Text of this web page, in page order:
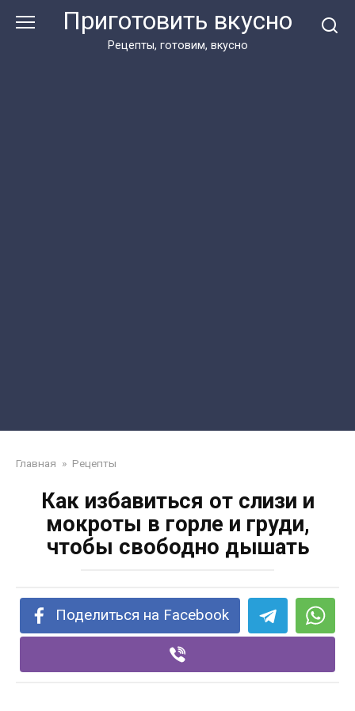
Приготовить вкусно
Рецепты, готовим, вкусно
Главная » Рецепты
Как избавиться от слизи и
мокроты в горле и груди,
чтобы свободно дышать
Поделиться на Facebook